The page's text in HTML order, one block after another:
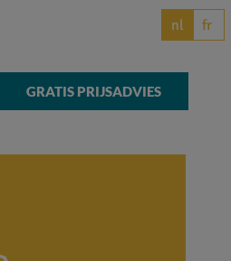
nl fr
GRATIS PRIJSADVIES